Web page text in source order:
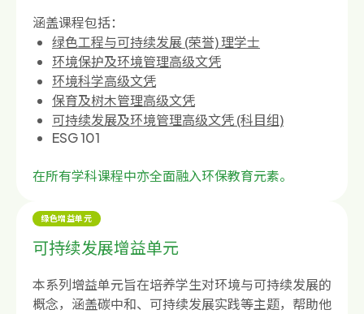
涵盖课程包括：
绿色工程与可持续发展 (荣誉) 理学士
环境保护及环境管理高级文凭
环境科学高级文凭
保育及树木管理高级文凭
可持续发展及环境管理高级文凭 (科目组)
ESG 101
在所有学科课程中亦全面融入环保教育元素。
绿色增益单元
可持续发展增益单元
本系列增益单元旨在培养学生对环境与可持续发展的
概念，涵盖碳中和、可持续发展实践等主题，帮助他